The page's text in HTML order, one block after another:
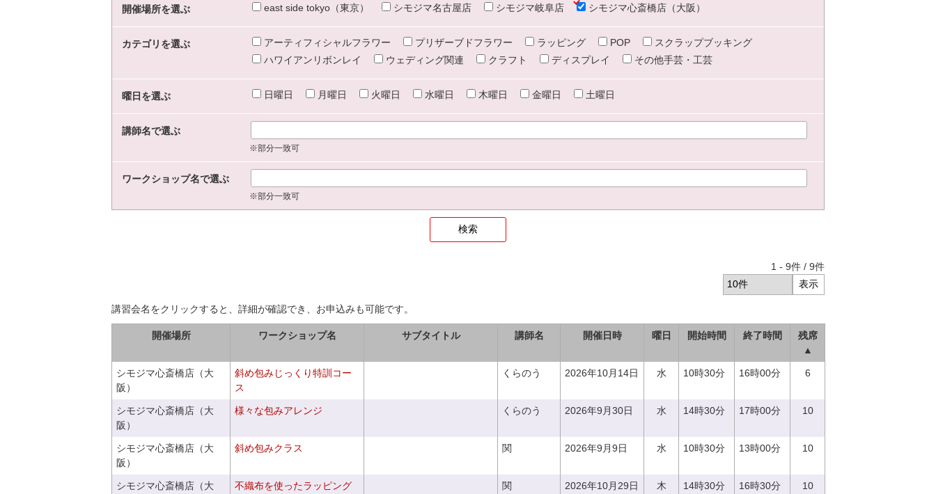
開催場所を選ぶ east side tokyo（東京） シモジマ名古屋店 シモジマ岐阜店 シモジマ心斎橋店（大阪）
カテゴリを選ぶ アーティフィシャルフラワー プリザーブドフラワー ラッピング POP
スクラップブッキング
ハワイアンリボンレイ
ウェディング関連 クラフト ディスプレイ その他手芸・工芸
曜日を選ぶ 日曜日 月曜日 火曜日 水曜日 木曜日 金曜日 土曜日
講師名で選ぶ
※部分一致可
ワークショップ名で選ぶ
※部分一致可
1 - 9件 / 9件
講習会名をクリックすると、詳細が確認でき、お申込みも可能です。
開催場所 ワークショップ名 サブタイトル 講師名 開催日時 曜日 開始時間 終了時間
残席
▲
シモジマ心斎橋店（大
阪）
斜め包みじっくり特訓コー
ス
くらのう 2026年10月14日 水 10時30分 16時00分 6
シモジマ心斎橋店（大
阪）
様々な包みアレンジ くらのう 2026年9月30日 水 14時30分 17時00分 10
シモジマ心斎橋店（大
阪）
斜め包みクラス 関 2026年9月9日 水 10時30分 13時00分 10
シモジマ心斎橋店（大
不織布を使ったラッピング 関 2026年10月29日 木 14時30分 16時30分 10